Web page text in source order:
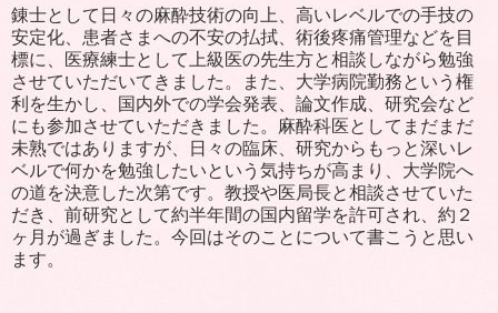
錬士として日々の麻酔技術の向上、高いレベルでの手技の
安定化、患者さまへの不安の払拭、術後疼痛管理などを目
標に、医療練士として上級医の先生方と相談しながら勉強
させていただいてきました。また、大学病院勤務という権
利を生かし、国内外での学会発表、論文作成、研究会など
にも参加させていただきました。麻酔科医としてまだまだ
未熟ではありますが、日々の臨床、研究からもっと深いレ
ベルで何かを勉強したいという気持ちが高まり、大学院へ
の道を決意した次第です。教授や医局長と相談させていた
だき、前研究として約半年間の国内留学を許可され、約２
ヶ月が過ぎました。今回はそのことについて書こうと思い
ます。